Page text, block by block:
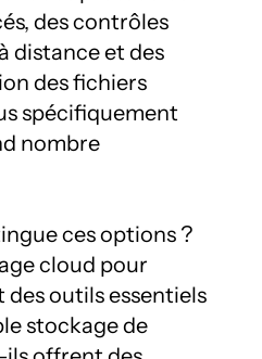
des contrôles
distance et des
des fichiers
spécifiquement
nombre
ces options ?
cloud pour
outils essentiels
stockage de